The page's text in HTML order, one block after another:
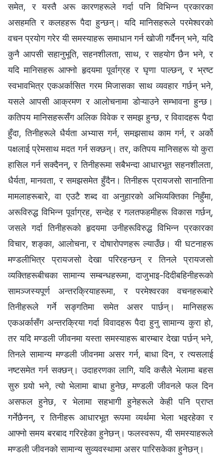
समेत, र यस्तै अरू कारणहरूले गर्दा पनि विभिन्‍न प्रकारका
असहमति र कलहहरू पैदा हुन्छन्। यदि मानिसहरूले परमेश्‍वरको
वचन प्रयोग गरेर यी समस्याहरू समाधान गर्न खोजी गर्दैनन् भने, यदि
कुनै आपसी सहानुभूति, सहनशीलता, साथ, र सहयोग छैन भने, र
यदि मानिसहरू आफ्नो हृदयमा पूर्वाग्रह र घृणा पाल्छन्, र भ्रष्ट
स्वभावभित्र एकअर्कासित गरम मिजासका साथ व्यवहार गर्छन् भने,
यसले आपसी आक्रमण र आलोचनामा डोऱ्याउने सम्भावना हुन्छ।
कतिपय मानिसहरूसँग अलिक विवेक र समझ हुन्छ, र विवादहरू पैदा
हुँदा, तिनीहरूले धैर्यता अभ्यास गर्न, समझसाथ काम गर्न, र अर्को
पक्षलाई प्रेमसाथ मदत गर्न सक्छन्। तर, कतिपय मानिसहरू यो कुरा
हासिल गर्न सक्दैनन्, र तिनीहरूमा सबैभन्दा आधारभूत सहनशीलता,
धैर्यता, मानवता, र समझसमेत हुँदैन। तिनीहरू प्रायजसो सानातिना
मामलाहरूबारे, वा एउटै शब्द वा अनुहारको अभिव्यक्तिका निहुँमा,
अरूविरुद्ध विभिन्‍न पूर्वाग्रह, सन्देह र गलतफहमीहरू विकास गर्छन्,
जसले गर्दा तिनीहरूको हृदयमा उनीहरूविरुद्ध विभिन्‍न प्रकारका
विचार, शङ्का, आलोचना, र दोषारोपणहरू ल्याउँछ। यी घटनाहरू
मण्डलीभित्र प्रायजसो देखा परिरहन्छन् र तिनले प्रायजसो
व्यक्तिहरूबीचका सामान्य सम्बन्धहरूमा, दाजुभाइ-दिदीबहिनीहरूको
सामञ्जस्यपूर्ण अन्तरक्रियाहरूमा, र परमेश्‍वरका वचनहरूबारे
तिनीहरूले गर्ने सङ्गतिमा समेत असर पार्छन्। मानिसहरू
एकअर्कासँग अन्तरक्रिया गर्दा विवादहरू पैदा हुनु सामान्य कुरा हो,
तर यदि मण्डली जीवनमा यस्ता समस्याहरू बारम्बार देखा पर्छन् भने,
तिनले सामान्य मण्डली जीवनमा असर गर्न, बाधा दिन, र त्यसलाई
नष्टसमेत गर्न सक्छन्। उदाहरणका लागि, यदि कसैले भेलामा बहस
सुरु गर्‍यो भने, त्यो भेलामा बाधा हुनेछ, मण्डली जीवनले फल दिन
असफल हुनेछ, र भेलामा सहभागी हुनेहरूले केही पनि प्राप्त
गर्नेछैनन्, र तिनीहरू आधारभूत रूपमा व्यर्थमा भेला भइरहेका र
आफ्नो समय बरबाद गरिरहेका हुनेछन्। फलस्वरूप, यी समस्याहरूले
मण्डली जीवनको सामान्य सुव्यवस्थामा असर पारिसकेका हुनेछन्।